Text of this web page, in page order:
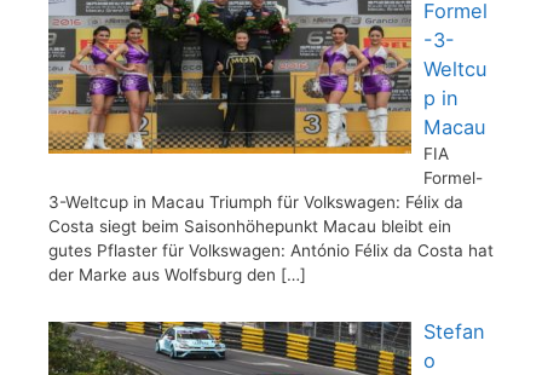
Formel
-3-
Weltcu
p in
Macau
FIA
Formel-
3-Weltcup in Macau Triumph für Volkswagen: Félix da
Costa siegt beim Saisonhöhepunkt Macau bleibt ein
gutes Pflaster für Volkswagen: António Félix da Costa hat
der Marke aus Wolfsburg den […]
Stefan
o